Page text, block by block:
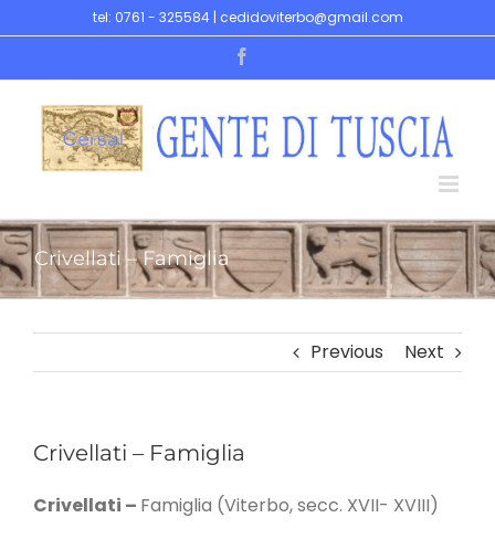
to
tel: 0761 - 325584 | cedidoviterbo@gmail.com
Crivellati – Famiglia
Previous Next
Crivellati – Famiglia
Crivellati – Famiglia (Viterbo, secc. XVII- XVIII)